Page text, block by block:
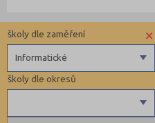
školy dle okresů
×
Informatické
školy dle zaměření
Zdravotnické